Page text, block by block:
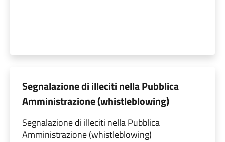
Segnalazione di illeciti nella Pubblica
Amministrazione (whistleblowing)
Segnalazione di illeciti nella Pubblica
Amministrazione (whistleblowing)